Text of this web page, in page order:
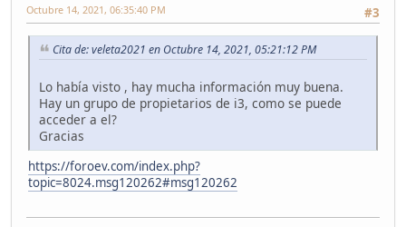
#3
Octubre 14, 2021, 06:35:40 PM
Cita de: veleta2021 en Octubre 14, 2021, 05:21:12 PM
Lo había visto , hay mucha información muy buena.
Hay un grupo de propietarios de i3, como se puede
acceder a el?
Gracias
https://foroev.com/index.php?
topic=8024.msg120262#msg120262